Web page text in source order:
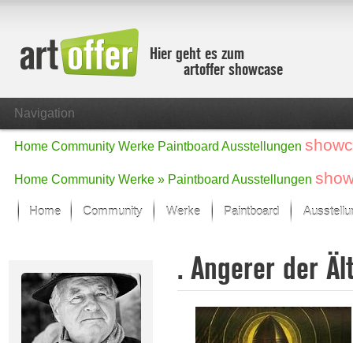
Hier geht es zum
artoffer showcase
Navigation
Home Community Werke Paintboard Ausstellungen
Home Community Werke » Paintboard Ausstellungen
Home Community Werke
Der letzte Monat im Fokus
Alle Fokus-Werke
Standard-Ansicht
Fokus-Werke
Neue Werke – Auswahl
Paintboard
. Angerer der